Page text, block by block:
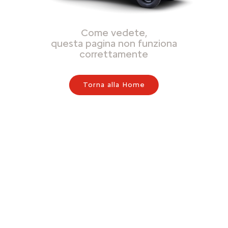
Come vedete,
questa pagina non funziona
correttamente
Torna alla Home